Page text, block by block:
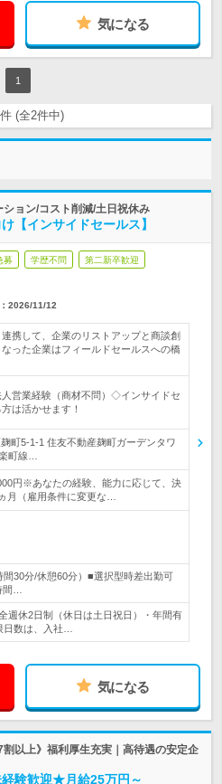
気になる
1
(全2件中)
ョン/コスト削減/土日祝休み
【インサイドセールス】
募 学歴不問 第二新卒歓迎
2026/11/12
携して、企業のリストアップと商談創
った企業はフィールドセールスへの橋
人営業経験（商材不問）◇インサイドセ
は活かせます！
町5-1-1 住友不動産麹町ガーデンタワ
町線…
円※あなたの経験、能力に応じて、決
月（雇用条件に変更な…
間30分/休憩60分）■選択型時差出勤可
間…
週休2日制（休日は土日祝日）・年間有
日数は、入社…
気になる
以上》福利厚生充実｜高待遇の安定企
験歓迎★月給25万円～